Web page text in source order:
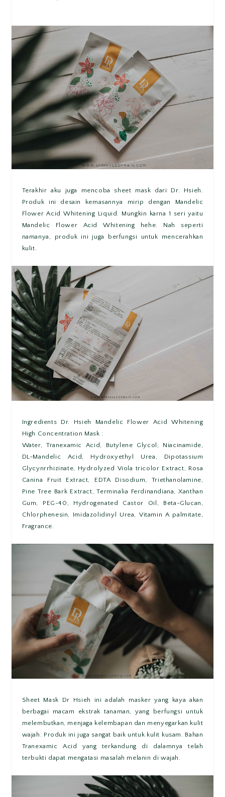
Terakhir aku juga mencoba sheet mask dari Dr. Hsieh.
Produk ini desain kemasannya mirip dengan Mandelic
Flower Acid Whitening Liquid. Mungkin karna 1 seri yaitu
Mandelic Flower Acid Whitening hehe. Nah seperti
namanya, produk ini juga berfungsi untuk mencerahkan
kulit.
Ingredients Dr. Hsieh Mandelic Flower Acid Whitening
High Concentration Mask :
Water, Tranexamic Acid, Butylene Glycol, Niacinamide,
DL-Mandelic Acid, Hydroxyethyl Urea, Dipotassium
Glycynrrhizinate, Hydrolyzed Viola tricolor Extract, Rosa
Canina Fruit Extract, EDTA Disodium, Triethanolamine,
Pine Tree Bark Extract, Terminalia Ferdinandiana, Xanthan
Gum, PEG-40, Hydrogenated Castor Oil, Beta-Glucan,
Chlorphenesin, Imidazolidinyl Urea, Vitamin A palmitate,
Fragrance.
Sheet Mask Dr Hsieh ini adalah masker yang kaya akan
berbagai macam ekstrak tanaman, yang berfungsi untuk
melembutkan, menjaga kelembapan dan menyegarkan kulit
wajah. Produk ini juga sangat baik untuk kulit kusam. Bahan
Tranexamic Acid yang terkandung di dalamnya telah
terbukti dapat mengatasi masalah melanin di wajah.